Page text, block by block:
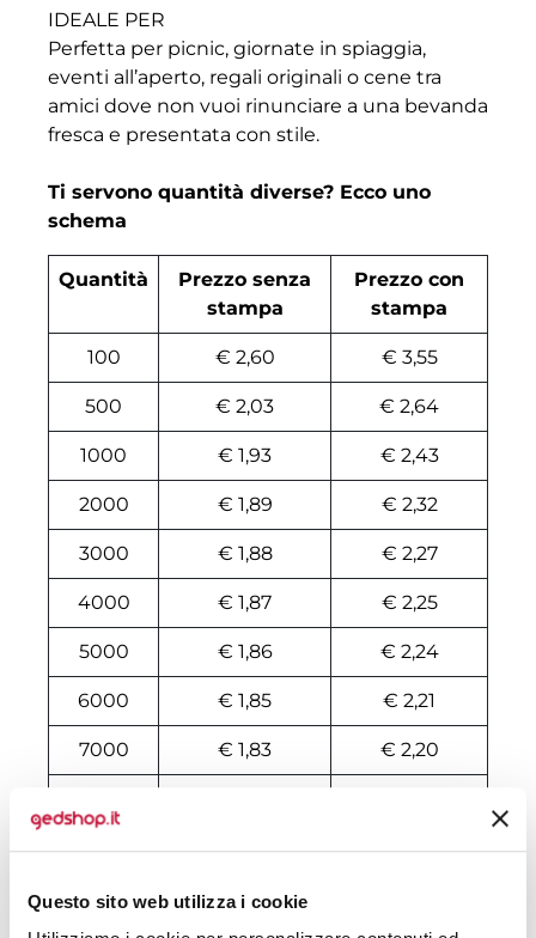
Questo sito web utilizza i cookie
IDEALE PER
Perfetta per picnic, giornate in spiaggia,
eventi all’aperto, regali originali o cene tra
amici dove non vuoi rinunciare a una bevanda
fresca e presentata con stile.
Ti servono quantità diverse? Ecco uno
schema
Quantità
Prezzo senza
stampa
Prezzo con
stampa
100 € 2,60 € 3,55
500 € 2,03 € 2,64
1000 € 1,93 € 2,43
2000 € 1,89 € 2,32
3000 € 1,88 € 2,27
4000 € 1,87 € 2,25
5000 € 1,86 € 2,24
6000 € 1,85 € 2,21
7000 € 1,83 € 2,20
10000 € 1,81 € 2,16
Tecniche di stampa